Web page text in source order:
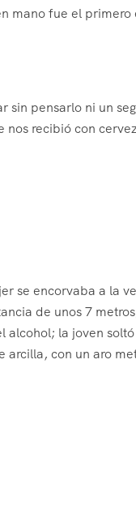
mano fue el primero
pensarlo ni un
recibió con
se encorvaba a la
de unos 7
la joven
con un aro